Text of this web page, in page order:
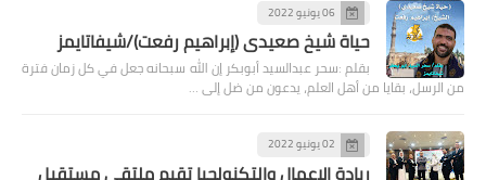
06 يونيو 2022
حياة شيخ صعيدى (إبراهيم رفعت)/شيفاتايمز
بقلم :سحر عبدالسيد أبوبكر إن الله سبحانه جعل في كل زمان فترة
من الرسل، بقايا من أهل العلم، يدعون من ضل إلى …
02 يونيو 2022
ريادة الاعمال والتكنولجيا تقيم ملتقى مستقبل